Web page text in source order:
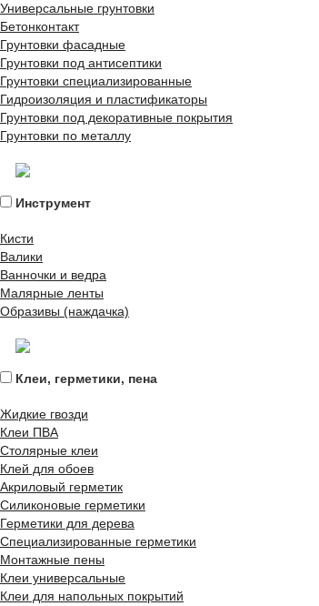
Универсальные грунтовки
Бетонконтакт
Грунтовки фасадные
Грунтовки под антисептики
Грунтовки специализированные
Гидроизоляция и пластификаторы
Грунтовки под декоративные покрытия
Грунтовки по металлу
Инструмент
Кисти
Валики
Ванночки и ведра
Малярные ленты
Образивы (наждачка)
Клеи, герметики, пена
Жидкие гвозди
Клеи ПВА
Столярные клеи
Клей для обоев
Акриловый герметик
Силиконовые герметики
Герметики для дерева
Специализированные герметики
Монтажные пены
Клеи универсальные
Клеи для напольных покрытий